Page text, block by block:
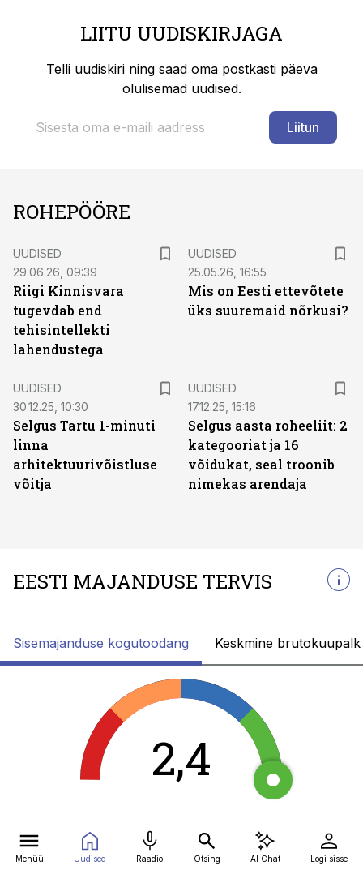
LIITU UUDISKIRJAGA
Telli uudiskiri ning saad oma postkasti päeva
olulisemad uudised.
Liitun
ROHEPÖÖRE
UUDISED
29.06.26, 09:39
Riigi Kinnisvara
tugevdab end
tehisintellekti
lahendustega
UUDISED
25.05.26, 16:55
Mis on Eesti ettevõtete
üks suuremaid nõrkusi?
UUDISED
30.12.25, 10:30
Selgus Tartu 1-minuti
linna
arhitektuurivõistluse
võitja
UUDISED
17.12.25, 15:16
Selgus aasta roheeliit: 2
kategooriat ja 16
võidukat, seal troonib
nimekas arendaja
EESTI MAJANDUSE TERVIS
Sisemajanduse kogutoodang Keskmine brutokuupalk
2,4
Menüü Uudised Raadio Otsing AI Chat Logi sisse